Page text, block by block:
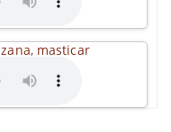
masticar